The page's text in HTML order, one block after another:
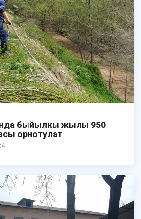
быйылкы жылы 950
орнотулат